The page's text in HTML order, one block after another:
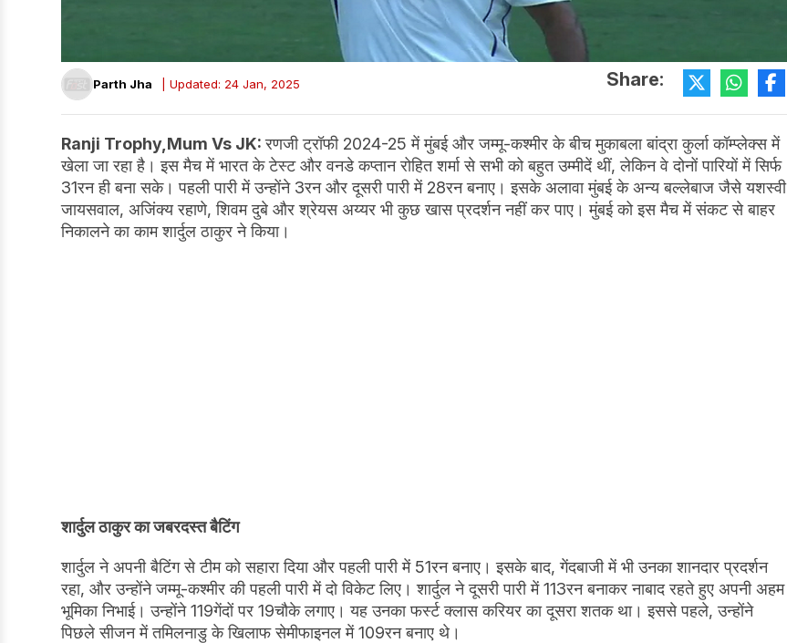
Parth Jha | Updated: 24 Jan, 2025 Share:
Ranji Trophy,Mum Vs JK:रणजी ट्रॉफी 2024-25 में मुंबई और जम्मू-कश्मीर के बीच मुकाबला बांद्रा कुर्ला कॉम्प्लेक्स में
खेला जा रहा है। इस मैच में भारत के टेस्ट और वनडे कप्तान रोहित शर्मा से सभी को बहुत उम्मीदें थीं, लेकिन वे दोनों पारियों में सिर्फ
31रन ही बना सके। पहली पारी में उन्होंने 3रन और दूसरी पारी में 28रन बनाए। इसके अलावा मुंबई के अन्य बल्लेबाज जैसे यशस्वी
जायसवाल, अजिंक्य रहाणे, शिवम दुबे और श्रेयस अय्यर भी कुछ खास प्रदर्शन नहीं कर पाए। मुंबई को इस मैच में संकट से बाहर
निकालने का काम शार्दुल ठाकुर ने किया।
शार्दुल ठाकुर का जबरदस्त बैटिंग
शार्दुल ने अपनी बैटिंग से टीम को सहारा दिया और पहली पारी में 51रन बनाए। इसके बाद, गेंदबाजी में भी उनका शानदार प्रदर्शन
रहा, और उन्होंने जम्मू-कश्मीर की पहली पारी में दो विकेट लिए। शार्दुल ने दूसरी पारी में 113रन बनाकर नाबाद रहते हुए अपनी अहम
भूमिका निभाई। उन्होंने 119गेंदों पर 19चौके लगाए। यह उनका फर्स्ट क्लास करियर का दूसरा शतक था। इससे पहले, उन्होंने
पिछले सीजन में तमिलनाडु के खिलाफ सेमीफाइनल में 109रन बनाए थे।